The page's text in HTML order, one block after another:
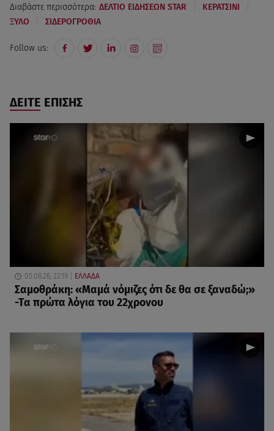
Διαβάστε περισσότερα: ΔΕΛΤΙΟ ΕΙΔΗΣΕΩΝ STAR ΚΕΡΑΤΣΙΝΙ
ΞΥΛΟ ΣΙΔΕΡΟΓΡΟΘΙΑ
Follow us:
ΔΕΙΤΕ ΕΠΙΣΗΣ
05.08.26, 22:19 ΕΛΛΑΔΑ
Σαμοθράκη: «Μαμά νόμιζες ότι δε θα σε ξαναδώ;»
-Τα πρώτα λόγια του 22χρονου